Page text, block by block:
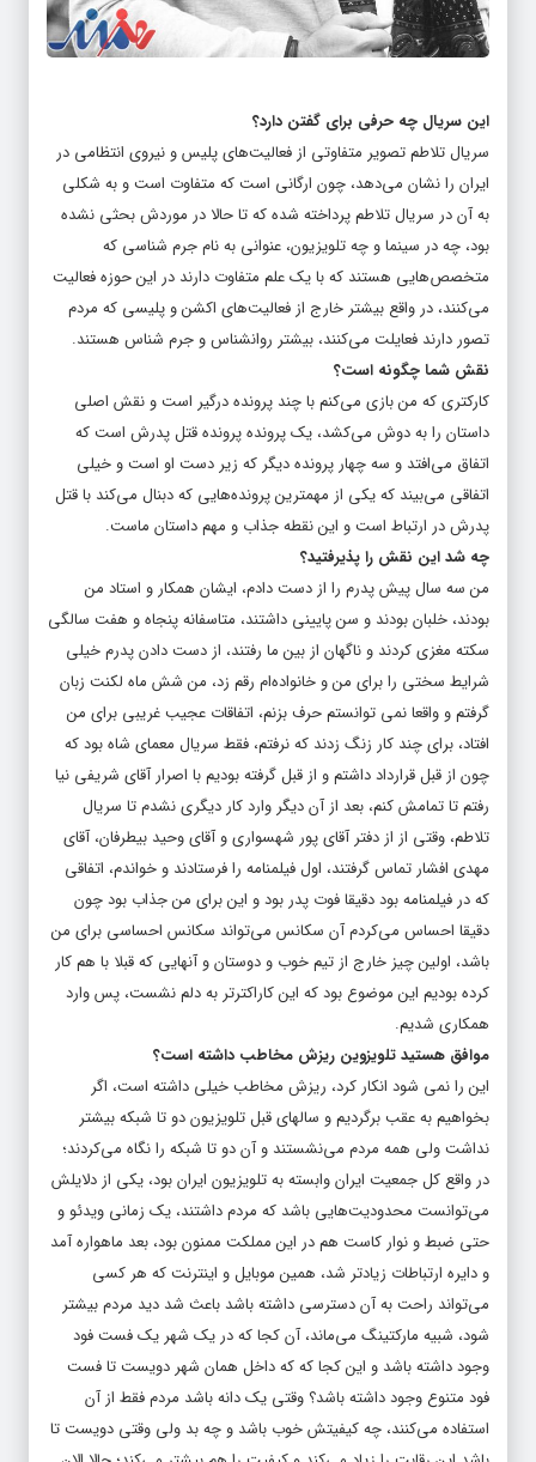
این سریال چه حرفی برای گفتن دارد؟
سریال تلاطم تصویر متفاوتی از فعالیت‌های پلیس و نیروی انتظامی در
ایران را نشان می‌دهد، چون ارگانی است که متفاوت است و به شکلی
به آن در سریال تلاطم پرداخته شده که تا حالا در موردش بحثی نشده
بود، چه در سینما و چه تلویزیون، عنوانی به نام جرم شناسی که
متخصص‌هایی هستند که با یک علم متفاوت دارند در این حوزه فعالیت
می‌کنند، در واقع بیشتر خارج از فعالیت‌های اکشن و پلیسی که مردم
تصور دارند فعایلت می‌کنند، بیشتر روانشناس و جرم شناس هستند.
نقش شما چگونه است؟
کارکتری که من بازی می‌کنم با چند پرونده درگیر است و نقش اصلی
داستان را به دوش می‌کشد، یک پرونده پرونده قتل پدرش است که
اتفاق می‌افتد و سه چهار پرونده دیگر که زیر دست او است و خیلی
اتفاقی می‌بیند که یکی از مهمترین پرونده‌هایی که دبنال می‌کند با قتل
پدرش در ارتباط است و این نقطه جذاب و مهم داستان ماست.
چه شد این نقش را پذیرفتید؟
من سه سال پیش پدرم را از دست دادم، ایشان همکار و استاد من
بودند، خلبان بودند و سن پایینی داشتند، متاسفانه پنجاه و هفت سالگی
سکته مغزی کردند و ناگهان از بین ما رفتند، از دست دادن پدرم خیلی
شرایط سختی را برای من و خانواده‌ام رقم زد، من شش ماه لکنت زبان
گرفتم و واقعا نمی توانستم حرف بزنم، اتفاقات عجیب غریبی برای من
افتاد، برای چند کار زنگ زدند که نرفتم، فقط سریال معمای شاه بود که
چون از قبل قرارداد داشتم و از قبل گرفته بودیم با اصرار آقای شریفی نیا
رفتم تا تمامش کنم، بعد از آن دیگر وارد کار دیگری نشدم تا سریال
تلاطم، وقتی از از دفتر آقای پور شهسواری و آقای وحید بیطرفان، آقای
مهدی افشار تماس گرفتند، اول فیلمنامه را فرستادند و خواندم، اتفاقی
که در فیلمنامه بود دقیقا فوت پدر بود و این برای من جذاب بود چون
دقیقا احساس می‌کردم آن سکانس می‌تواند سکانس احساسی برای من
باشد، اولین چیز خارج از تیم خوب و دوستان و آنهایی که قبلا با هم کار
کرده بودیم این موضوع بود که این کاراکترتر به دلم نشست، پس وارد
همکاری شدیم.
موافق هستید تلویزوین ریزش مخاطب داشته است؟
این را نمی شود انکار کرد، ریزش مخاطب خیلی داشته است، اگر
بخواهیم به عقب برگردیم و سالهای قبل تلویزیون دو تا شبکه بیشتر
نداشت ولی همه مردم می‌نشستند و آن دو تا شبکه را نگاه می‌کردند؛
در واقع کل جمعیت ایران وابسته به تلویزیون ایران بود، یکی از دلایلش
می‌توانست محدودیت‌هایی باشد که مردم داشتند، یک زمانی ویدئو و
حتی ضبط و نوار کاست هم در این مملکت ممنون بود، بعد ماهواره آمد
و دایره ارتباطات زیادتر شد، همین موبایل و اینترنت که هر کسی
می‌تواند راحت به آن دسترسی داشته باشد باعث شد دید مردم بیشتر
شود، شبیه مارکتینگ می‌ماند، آن کجا که در یک شهر یک فست فود
وجود داشته باشد و این کجا که که داخل همان شهر دویست تا فست
فود متنوع وجود داشته باشد؟ وقتی یک دانه باشد مردم فقط از آن
استفاده می‌کنند، چه کیفیتش خوب باشد و چه بد ولی وقتی دویست تا